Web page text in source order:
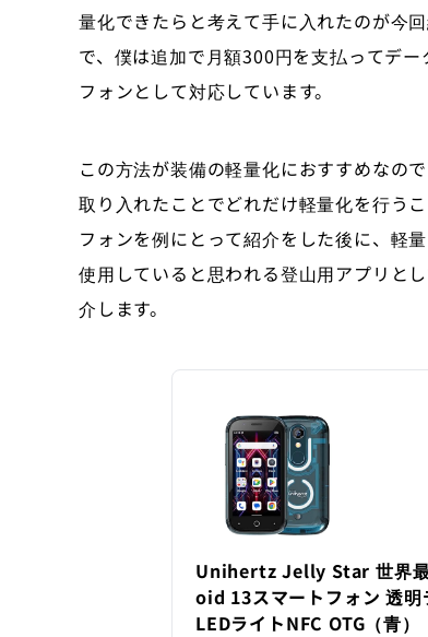
量化できたらと考えて手に入れたのが今
で、僕は追加で月額300円を支払ってデ
フォンとして対応しています。
この方法が装備の軽量化におすすめなの
取り入れたことでどれだけ軽量化を行う
フォンを例にとって紹介をした後に、軽
使用していると思われる登山用アプリと
介します。
Unihertz Jelly Star 世界
oid 13スマートフォン 透明
LEDライトNFC OTG（青）